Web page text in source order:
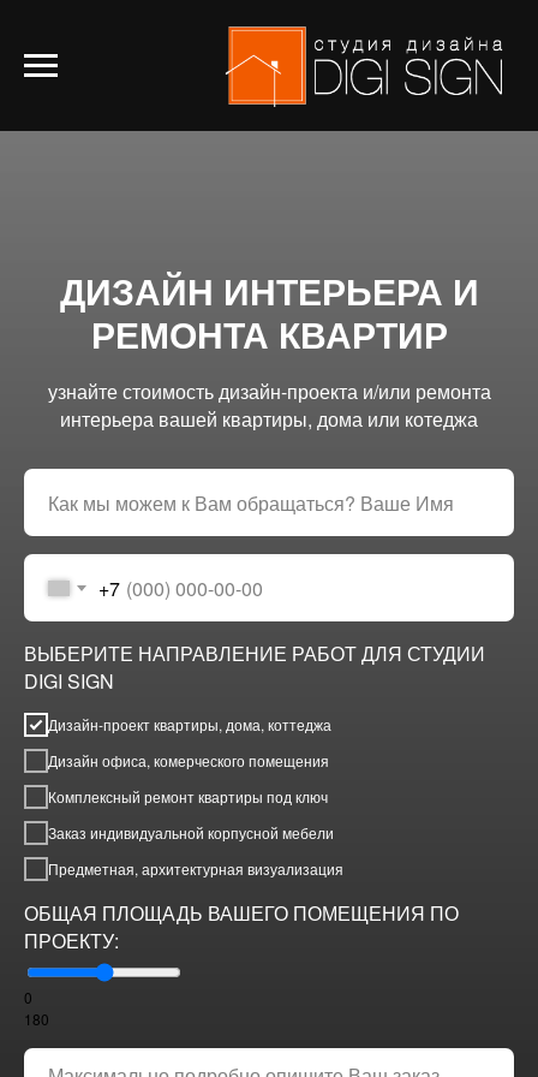
ДИЗАЙН ИНТЕРЬЕРА И
РЕМОНТА КВАРТИР
узнайте стоимость дизайн-проекта и/или ремонта
интерьера вашей квартиры, дома или котеджа
+7
ВЫБЕРИТЕ НАПРАВЛЕНИЕ РАБОТ ДЛЯ СТУДИИ
DIGI SIGN
Дизайн-проект квартиры, дома, коттеджа
Дизайн офиса, комерческого помещения
Комплексный ремонт квартиры под ключ
Заказ индивидуальной корпусной мебели
Предметная, архитектурная визуализация
ОБЩАЯ ПЛОЩАДЬ ВАШЕГО ПОМЕЩЕНИЯ ПО
ПРОЕКТУ:
0
180